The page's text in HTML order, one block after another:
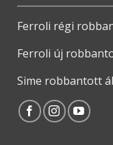
Ferroli régi
Ferroli új
Sime robbantott